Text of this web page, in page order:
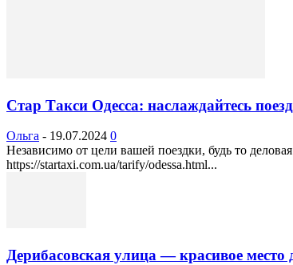
Стар Такси Одесса: наслаждайтесь
Ольга - 19.07.2024 0
Независимо от цели вашей поездки, будь то
https://startaxi.com.ua/tarify/odessa.html...
Дерибасовская улица — красивое